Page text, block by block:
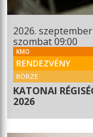
2026. szeptember
szombat 09:00
KMO
RENDEZVÉNY
BÖRZE
KATONAI
2026